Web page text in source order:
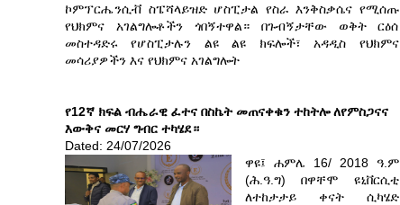
ኮምፕርሔንሲቭ ስፔሻላይዝድ ሆስፒታል የስራ እንቅስቃሴና የሚሰጡ
የህክምና አገልግሎቶችን ጎበኝተዋል። በጉብኝታቸው ወቅት ርዕሰ
መስተዳድሩ የሆስፒታሉን ልዩ ልዩ ክፍሎች፣ አዳዲስ የህክምና
መሳሪያዎችን እና የህክምና አገልግሎት
የ12ኛ ክፍል ብሔራዊ ፈተና በስኬት መጠናቀቁን ተከትሎ ለየምስጋናና
እውቅና መርሃ ግብር ተካሄደ።
Dated: 24/07/2026
ዋዩ፤ ሐምሌ 16/ 2018 ዓ.ም
(ሕ.ዓ.ግ) በዋቸሞ ዩኒቨርሲቲ
ለተከታታይ ቀናት ሲካሄድ